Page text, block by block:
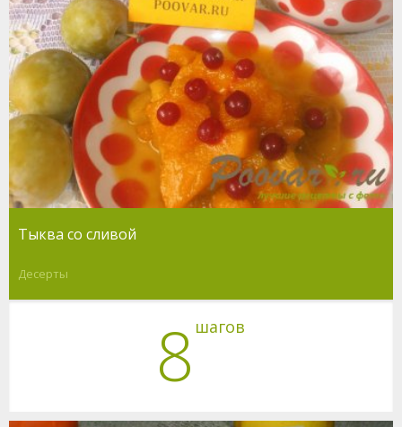
Тыква со сливой
Десерты
8 шагов